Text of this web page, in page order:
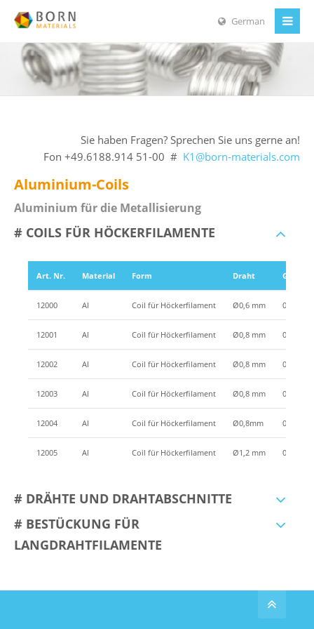
German
Sie haben Fragen? Sprechen Sie uns gerne an!
Fon +49.6188.914 51-00 # K1@born-materials.com
Aluminium-Coils
Aluminium für die Metallisierung
# COILS FÜR HÖCKERFILAMENTE
Art. Nr. Material Form Draht Gewicht
12000 Al Coil für Höckerfilament Ø0,6 mm 0,12g
12001 Al Coil für Höckerfilament Ø0,8 mm 0,16g
12002 Al Coil für Höckerfilament Ø0,8 mm 0,2g
12003 Al Coil für Höckerfilament Ø0,8 mm 0,22g
12004 Al Coil für Höckerfilament Ø0,8mm 0,26g
12005 Al Coil für Höckerfilament Ø1,2 mm 0,4g
# DRÄHTE UND DRAHTABSCHNITTE
# BESTÜCKUNG FÜR
LANGDRAHTFILAMENTE